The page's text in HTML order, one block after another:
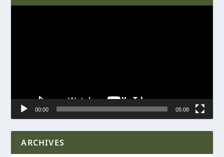
00:00 05:08
ARCHIVES